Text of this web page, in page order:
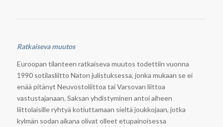
Ratkaiseva muutos
Euroopan tilanteen ratkaiseva muutos todettiin vuonna
1990 sotilasliitto Naton julistuksessa, jonka mukaan se ei
enää pitänyt Neuvostoliittoa tai Varsovan liittoa
vastustajanaan. Saksan yhdistyminen antoi aiheen
liittolaisille ryhtyä kotiuttamaan sieltä joukkojaan, jotka
kylmän sodan aikana olivat olleet etupainoisessa